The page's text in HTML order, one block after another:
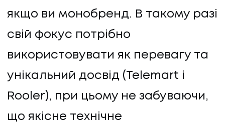
якщо ви монобренд. В такому разі
свій фокус потрібно
використовувати як перевагу та
унікальний досвід (Telemart і
Rooler), при цьому не забуваючи,
що якісне технічне